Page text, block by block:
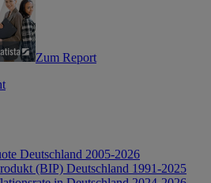
Zum Report
Deutschland 2005-2026
(BIP) Deutschland 1991-2025